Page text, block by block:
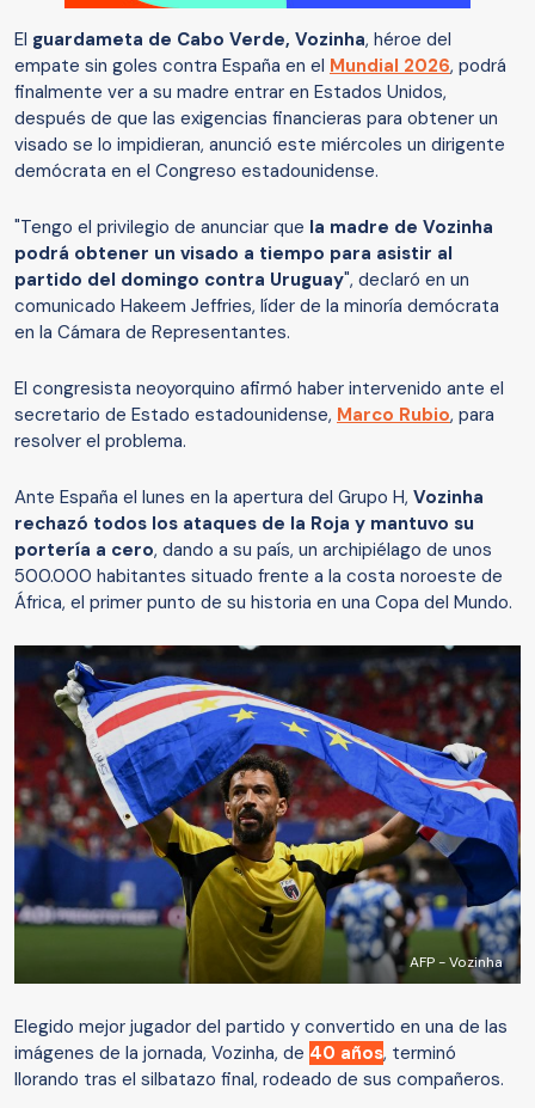
El guardameta de Cabo Verde, Vozinha, héroe del
empate sin goles contra España en el Mundial 2026, podrá
finalmente ver a su madre entrar en Estados Unidos,
después de que las exigencias financieras para obtener un
visado se lo impidieran, anunció este miércoles un dirigente
demócrata en el Congreso estadounidense.
"Tengo el privilegio de anunciar que la madre de Vozinha
podrá obtener un visado a tiempo para asistir al
partido del domingo contra Uruguay", declaró en un
comunicado Hakeem Jeffries, líder de la minoría demócrata
en la Cámara de Representantes.
El congresista neoyorquino afirmó haber intervenido ante el
secretario de Estado estadounidense, Marco Rubio, para
resolver el problema.
Ante España el lunes en la apertura del Grupo H, Vozinha
rechazó todos los ataques de la Roja y mantuvo su
portería a cero, dando a su país, un archipiélago de unos
500.000 habitantes situado frente a la costa noroeste de
África, el primer punto de su historia en una Copa del Mundo.
AFP - Vozinha
Elegido mejor jugador del partido y convertido en una de las
imágenes de la jornada, Vozinha, de 40 años, terminó
llorando tras el silbatazo final, rodeado de sus compañeros.